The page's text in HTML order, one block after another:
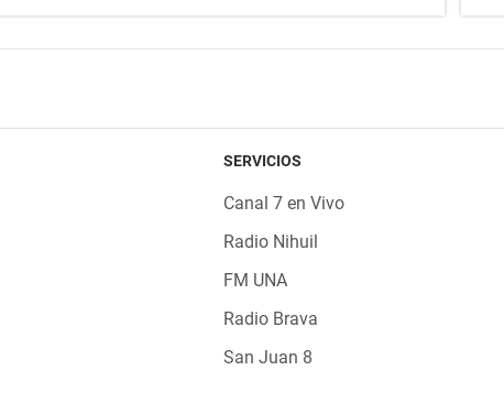
SERVICIOS
Canal 7 en Vivo
Radio Nihuil
FM UNA
Radio Brava
San Juan 8